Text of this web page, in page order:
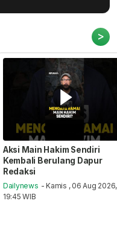
>
Aksi Main Hakim Sendiri
Kembali Berulang Dapur
Redaksi
Dailynews - Kamis , 06 Aug 2026,
19:45 WIB